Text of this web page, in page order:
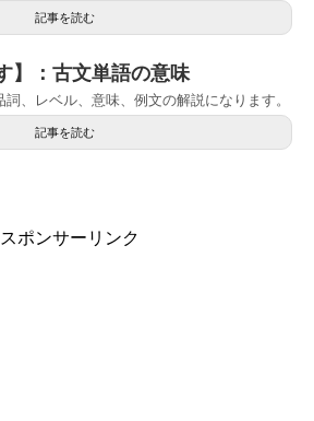
記事を読む
】：古文単語の意味
、レベル、意味、例文の解説になります。
記事を読む
スポンサーリンク